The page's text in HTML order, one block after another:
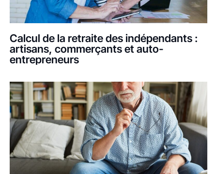
Calcul de la retraite des indépendants :
artisans, commerçants et auto-
entrepreneurs